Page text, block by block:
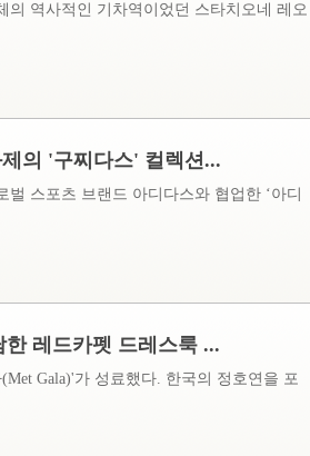
의 역사적인 기차역이었던 스타치오네 레오
의 '구찌다스' 컬렉션...
스포츠 브랜드 아디다스와 협업한 ‘아디
레드카펫 드레스룩 ...
Gala)'가 성료했다. 한국의 정호연을 포